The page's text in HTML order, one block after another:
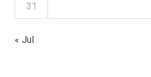
31
« Jul